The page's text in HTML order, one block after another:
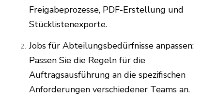
Freigabeprozesse, PDF-Erstellung und
Stücklistenexporte.
Jobs für Abteilungsbedürfnisse anpassen:
Passen Sie die Regeln für die
Auftragsausführung an die spezifischen
Anforderungen verschiedener Teams an.